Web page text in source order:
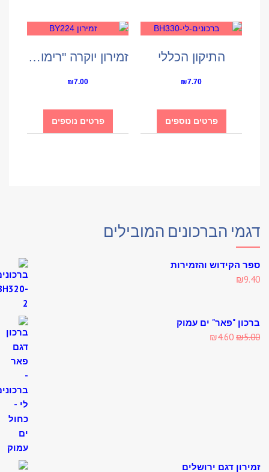
התיקון הכללי
₪
פרטים נוספים
זמירון יוקרה "רימונים"
₪
פרטים נוספים
הברכונים המובילים
הקידוש והזמירות
₪
"פאר" ים עמוק
₪
Original
₪4.60
Current
דגם ירושלים